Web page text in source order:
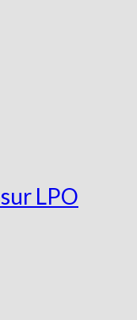
LPO